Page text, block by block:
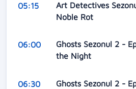
05:15
Art Detectives
Noble Rot
06:00
Ghosts Sezonul 2 -
the Night
06:30
Ghosts Sezonul 2 -